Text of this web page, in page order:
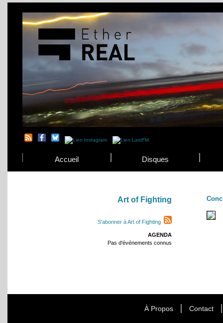
Accueil Disques
Art of Fighting
S'abonner à Art of Fighting
AGENDA
Pas d'événements connus
À Propos Contact